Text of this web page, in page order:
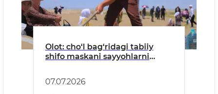
Olot: cho‘l bag‘ridagi tabiiy
shifo maskani sayyohlarni
07.07.2026